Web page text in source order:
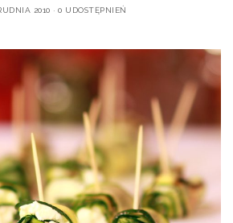
2010
0 UDOSTĘPNIEŃ